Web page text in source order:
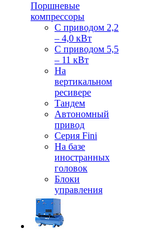
Поршневые
компрессоры
С приводом 2,2
– 4,0 кВт
С приводом 5,5
– 11 кВт
На
вертикальном
ресивере
Тандем
Автономный
привод
Серия Fini
На базе
иностранных
головок
Блоки
управления